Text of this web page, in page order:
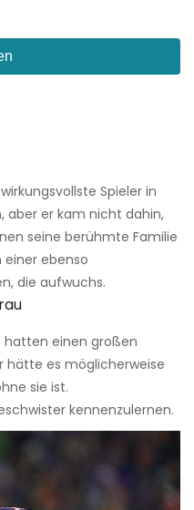
Spieler in
aber er kam nicht dahin,
seine berühmte Familie
einer ebenso
die aufwuchs.
hatten einen großen
hätte es möglicherweise
sie ist.
kennenzulernen.